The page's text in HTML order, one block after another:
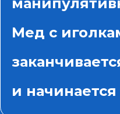
Мед с
и